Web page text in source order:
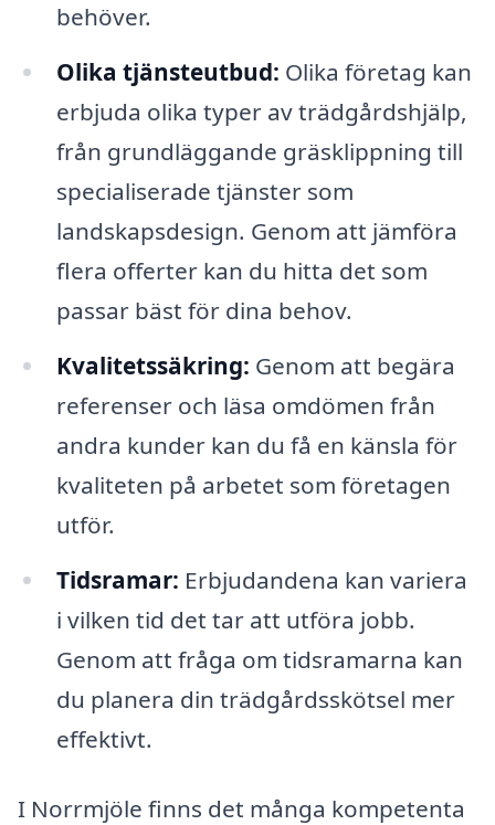
behöver.
Olika tjänsteutbud: Olika företag kan
erbjuda olika typer av trädgårdshjälp,
från grundläggande gräsklippning till
specialiserade tjänster som
landskapsdesign. Genom att jämföra
flera offerter kan du hitta det som
passar bäst för dina behov.
Kvalitetssäkring: Genom att begära
referenser och läsa omdömen från
andra kunder kan du få en känsla för
kvaliteten på arbetet som företagen
utför.
Tidsramar: Erbjudandena kan variera
i vilken tid det tar att utföra jobb.
Genom att fråga om tidsramarna kan
du planera din trädgårdsskötsel mer
effektivt.
I Norrmjöle finns det många kompetenta